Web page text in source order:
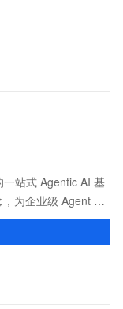
站式 Agentic AI 基
为企业级 Agent 应
。